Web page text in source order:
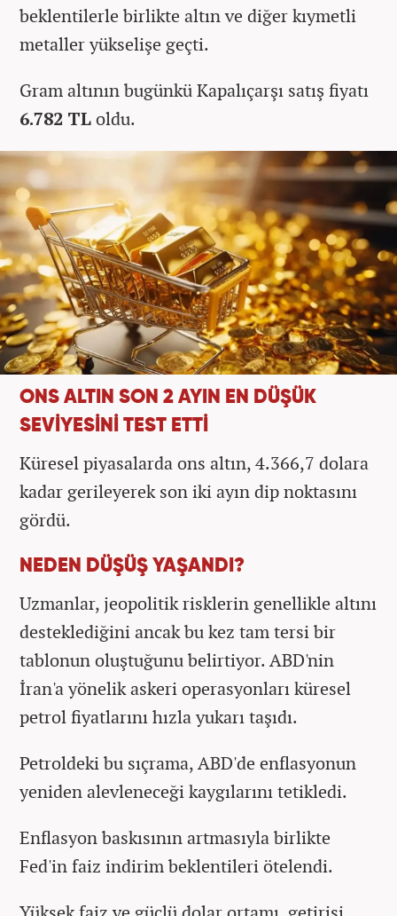
beklentilerle birlikte altın ve diğer kıymetli
metaller yükselişe geçti.
Gram altının bugünkü Kapalıçarşı satış fiyatı
6.782 TLoldu.
ONS ALTIN SON 2 AYIN EN DÜŞÜK
SEVİYESİNİ TEST ETTİ
Küresel piyasalarda ons altın, 4.366,7 dolara
kadar gerileyerek son iki ayın dip noktasını
gördü.
NEDEN DÜŞÜŞ YAŞANDI?
Uzmanlar, jeopolitik risklerin genellikle altını
desteklediğini ancak bu kez tam tersi bir
tablonun oluştuğunu belirtiyor. ABD'nin
İran'a yönelik askeri operasyonları küresel
petrol fiyatlarını hızla yukarı taşıdı.
Petroldeki bu sıçrama, ABD'de enflasyonun
yeniden alevleneceği kaygılarını tetikledi.
Enflasyon baskısının artmasıyla birlikte
Fed'in faiz indirim beklentileri ötelendi.